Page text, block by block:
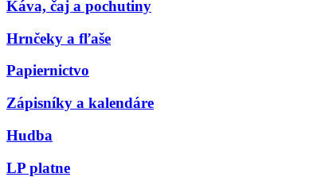
Káva, čaj a pochutiny
Hrnčeky a fľaše
Papiernictvo
Zápisníky a kalendáre
Hudba
LP platne